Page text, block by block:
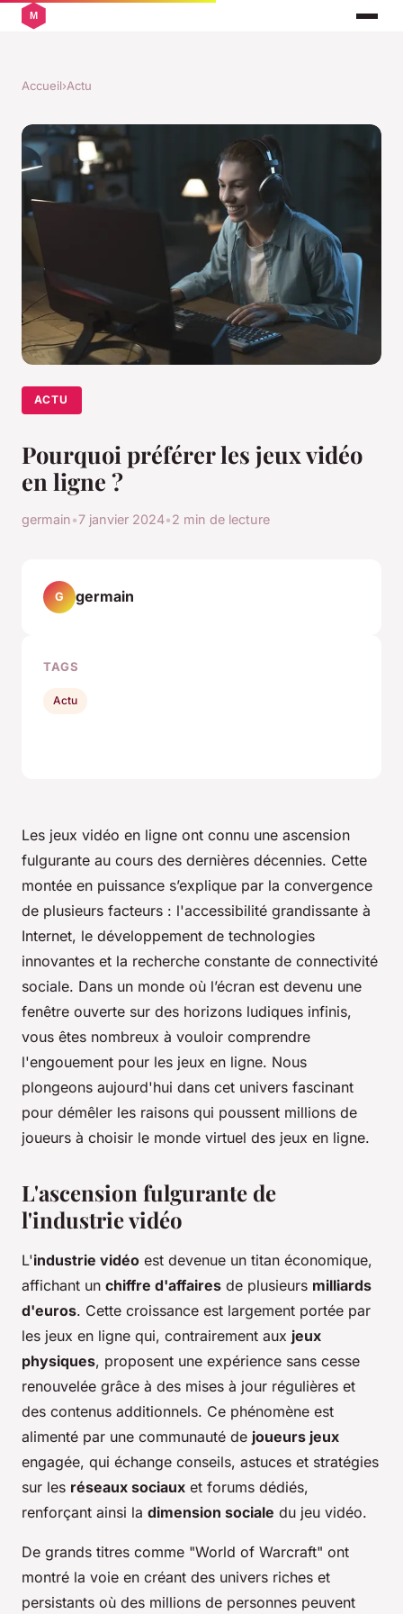
Accueil›Actu
ACTU
Pourquoi préférer les jeux vidéo
en ligne ?
germain•7 janvier 2024•2 min de lecture
Les jeux vidéo en ligne ont connu une ascension
fulgurante au cours des dernières décennies. Cette
montée en puissance s’explique par la convergence
de plusieurs facteurs : l'accessibilité grandissante à
Internet, le développement de technologies
innovantes et la recherche constante de connectivité
sociale. Dans un monde où l’écran est devenu une
fenêtre ouverte sur des horizons ludiques infinis,
vous êtes nombreux à vouloir comprendre
l'engouement pour les jeux en ligne. Nous
plongeons aujourd'hui dans cet univers fascinant
pour démêler les raisons qui poussent millions de
joueurs à choisir le monde virtuel des jeux en ligne.
L'ascension fulgurante de
l'industrie vidéo
L'industrie vidéo est devenue un titan économique,
affichant un chiffre d'affaires de plusieurs milliards
d'euros. Cette croissance est largement portée par
les jeux en ligne qui, contrairement aux jeux
physiques, proposent une expérience sans cesse
renouvelée grâce à des mises à jour régulières et
des contenus additionnels. Ce phénomène est
alimenté par une communauté de joueurs jeux
engagée, qui échange conseils, astuces et stratégies
sur les réseaux sociaux et forums dédiés,
renforçant ainsi la dimension sociale du jeu vidéo.
De grands titres comme "World of Warcraft" ont
montré la voie en créant des univers riches et
persistants où des millions de personnes peuvent
G germain
TAGS
Actu